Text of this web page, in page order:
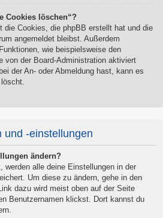
Cookies löschen“?
die Cookies, die phpBB erstellt hat und die
angemeldet bleibst. Außerdem
wie beispielsweise den
von der Board-Administration aktiviert
der An- oder Abmeldung hast, kann es
und -einstellungen
ändern?
werden alle deine Einstellungen in der
Um diese zu ändern, gehe in den
dazu wird meist oben auf der Seite
Benutzernamen klickst. Dort kannst du